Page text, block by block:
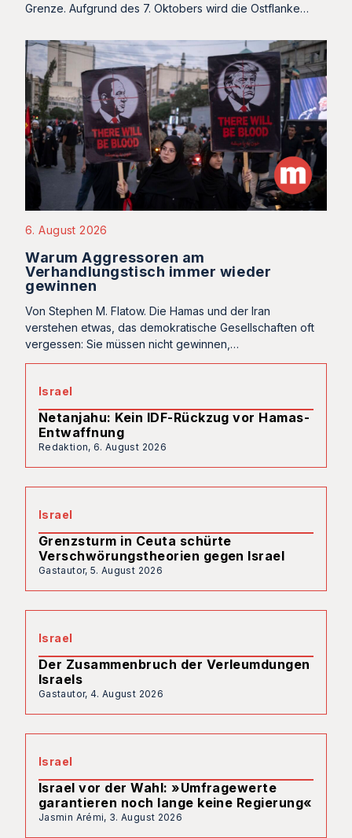
Grenze. Aufgrund des 7. Oktobers wird die Ostflanke…
6. August 2026
Warum Aggressoren am
Verhandlungstisch immer wieder
gewinnen
Von Stephen M. Flatow. Die Hamas und der Iran
verstehen etwas, das demokratische Gesellschaften oft
vergessen: Sie müssen nicht gewinnen,…
Israel
Netanjahu: Kein IDF-Rückzug vor Hamas-
Entwaffnung
Redaktion, 6. August 2026
Israel
Grenzsturm in Ceuta schürte
Verschwörungstheorien gegen Israel
Gastautor, 5. August 2026
Israel
Der Zusammenbruch der Verleumdungen
Israels
Gastautor, 4. August 2026
Israel
Israel vor der Wahl: »Umfragewerte
garantieren noch lange keine Regierung«
Jasmin Arémi, 3. August 2026